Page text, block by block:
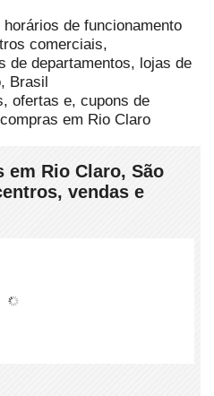
de funcionamento
comerciais,
de departamentos, lojas de
Brasil
ofertas e, cupons de
em Rio Claro
em Rio Claro, São
vendas e